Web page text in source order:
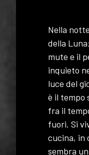
Nella
della
mute e il
inquieto
luce del
è il tempo
fra il
fuori. Si
cucina, in
sembra